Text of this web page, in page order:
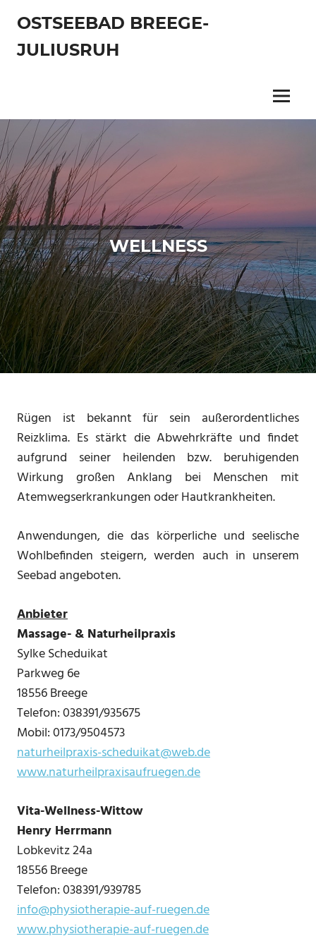
Inhalt
springen
OSTSEEBAD BREEGE-
JULIUSRUH
Menu
WELLNESS
Rügen ist bekannt für sein außerordentliches
Reizklima. Es stärkt die Abwehrkräfte und findet
aufgrund seiner heilenden bzw. beruhigenden
Wirkung großen Anklang bei Menschen mit
Atemwegserkrankungen oder Hautkrankheiten.
Anwendungen, die das körperliche und seelische
Wohlbefinden steigern, werden auch in unserem
Seebad angeboten.
Anbieter
Massage- & Naturheilpraxis
Sylke Scheduikat
Parkweg 6e
18556 Breege
Telefon: 038391/935675
Mobil: 0173/9504573
naturheilpraxis-scheduikat@web.de
www.naturheilpraxisaufruegen.de
Vita-Wellness-Wittow
Henry Herrmann
Lobkevitz 24a
18556 Breege
Telefon: 038391/939785
info@physiotherapie-auf-ruegen.de
www.physiotherapie-auf-ruegen.de